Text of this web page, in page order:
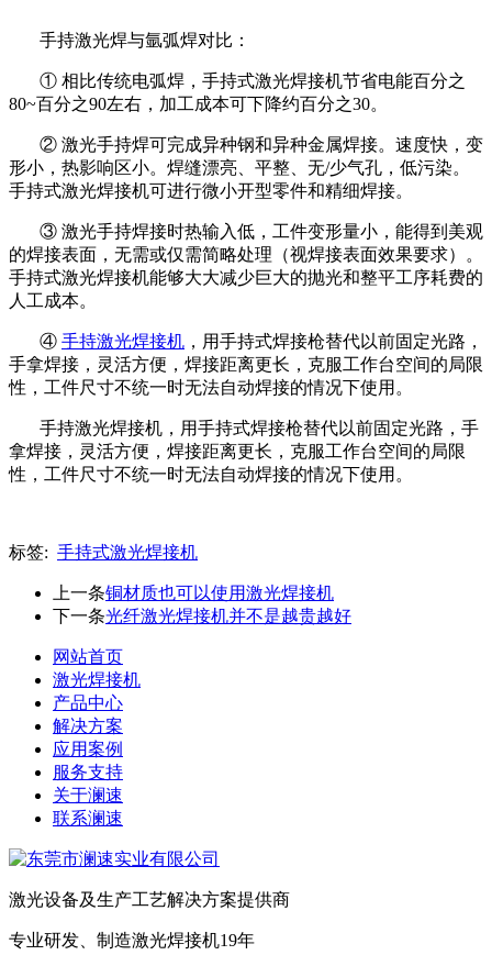
手持激光焊与氩弧焊对比：
① 相比传统电弧焊，手持式激光焊接机节省电能百分之
80~百分之90左右，加工成本可下降约百分之30。
② 激光手持焊可完成异种钢和异种金属焊接。速度快，变
形小，热影响区小。焊缝漂亮、平整、无/少气孔，低污染。
手持式激光焊接机可进行微小开型零件和精细焊接。
③ 激光手持焊接时热输入低，工件变形量小，能得到美观
的焊接表面，无需或仅需简略处理（视焊接表面效果要求）。
手持式激光焊接机能够大大减少巨大的抛光和整平工序耗费的
人工成本。
④ 手持激光焊接机 ，用手持式焊接枪替代以前固定光路，
手拿焊接，灵活方便，焊接距离更长，克服工作台空间的局限
性，工件尺寸不统一时无法自动焊接的情况下使用。
手持激光焊接机，用手持式焊接枪替代以前固定光路，手
拿焊接，灵活方便，焊接距离更长，克服工作台空间的局限
性，工件尺寸不统一时无法自动焊接的情况下使用。
标签: 手持式激光焊接机
上一条铜材质也可以使用激光焊接机
下一条光纤激光焊接机并不是越贵越好
网站首页
激光焊接机
产品中心
解决方案
应用案例
服务支持
关于澜速
联系澜速
激光设备及生产工艺解决方案提供商
专业研发、制造激光焊接机19年